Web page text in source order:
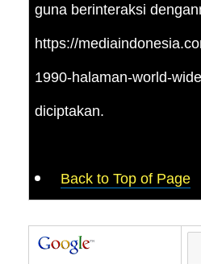
guna berinteraksi
https://
1990-halaman-world-
diciptakan.
Back to Top of Page